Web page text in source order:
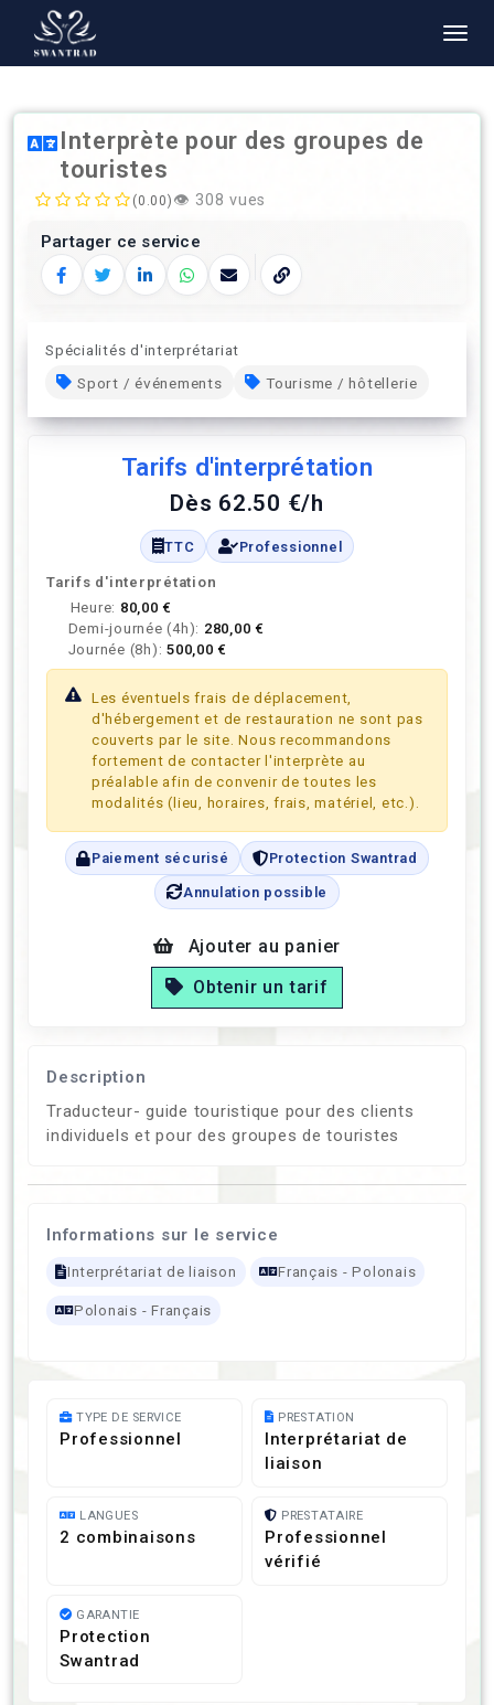
Interprète pour des groupes de
touristes
(0.00) 👁️ 308 vues
Partager ce service
Facebook
TwitterLinkedInWhatsApp
E‑mailCopier le lien
Spécialités d'interprétariat
Sport / événements Tourisme / hôtellerie
Tarifs d'interprétation
Dès 62.50 €/h
TTC Professionnel
Tarifs d'interprétation
Heure: 80,00 €
Demi-journée (4h): 280,00 €
Journée (8h): 500,00 €
Les éventuels frais de déplacement,
d'hébergement et de restauration ne sont pas
couverts par le site. Nous recommandons
fortement de contacter l'interprète au
préalable afin de convenir de toutes les
modalités (lieu, horaires, frais, matériel, etc.).
Paiement sécurisé Protection Swantrad
Annulation possible
Ajouter au panier
Obtenir un tarif
Description
Traducteur- guide touristique pour des clients
individuels et pour des groupes de touristes
Informations sur le service
Interprétariat de liaison Français - Polonais
Polonais - Français
TYPE DE SERVICE
Professionnel
PRESTATION
Interprétariat de
liaison
LANGUES
2 combinaisons
PRESTATAIRE
Professionnel
vérifié
GARANTIE
Protection
Swantrad